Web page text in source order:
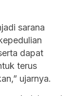
sarana
dapat
terus
ujarnya.